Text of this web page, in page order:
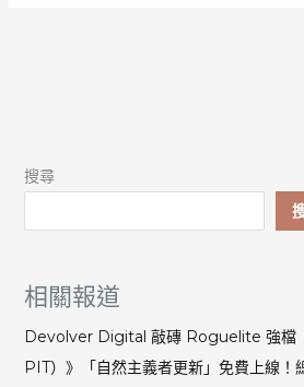
搜尋
相關報道
Devolver Digital 敲磚 Roguelite 強檔
PIT）》「自然主義者更新」免費上線！